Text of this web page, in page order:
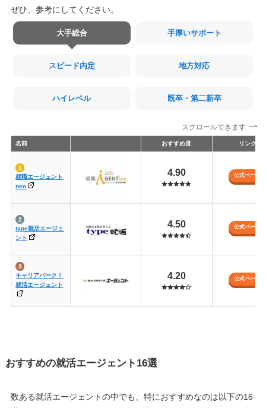
ぜひ、参考にしてください。
大手総合 手厚いサポート
スピード内定 地方対応
ハイレベル 既卒・第二新卒
スクロールできます
名前 おすすめ度 リンク
就職エージェント
neo
4.90 公式ページ
type就活エージェ
ント
4.50 公式ページ
キャリアパーク！
就活エージェント
4.20 公式ページ
おすすめの就活エージェント16選
数ある就活エージェントの中でも、特におすすめなのは以下の16